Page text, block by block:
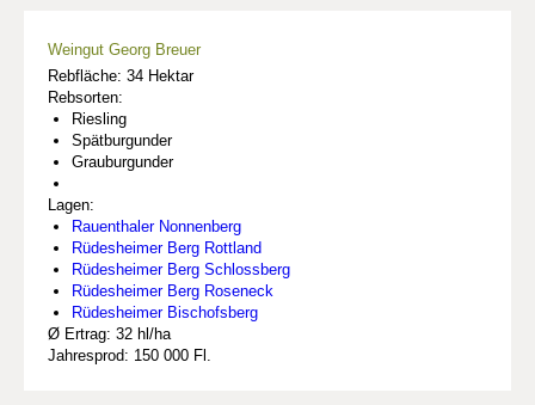
Weingut Georg Breuer
Rebfläche: 34 Hektar
Rebsorten:
Riesling
Spätburgunder
Grauburgunder
Lagen:
Rauenthaler Nonnenberg
Rüdesheimer Berg Rottland
Rüdesheimer Berg Schlossberg
Rüdesheimer Berg Roseneck
Rüdesheimer Bischofsberg
Ø Ertrag: 32 hl/ha
Jahresprod: 150 000 Fl.